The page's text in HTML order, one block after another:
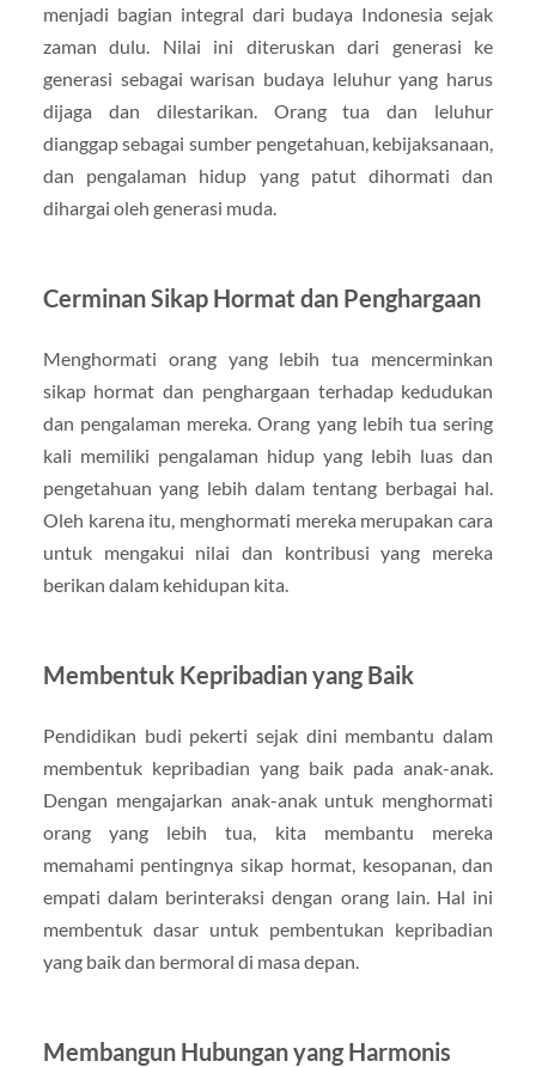
menjadi bagian integral dari budaya Indonesia sejak
zaman dulu. Nilai ini diteruskan dari generasi ke
generasi sebagai warisan budaya leluhur yang harus
dijaga dan dilestarikan. Orang tua dan leluhur
dianggap sebagai sumber pengetahuan, kebijaksanaan,
dan pengalaman hidup yang patut dihormati dan
dihargai oleh generasi muda.
Cerminan Sikap Hormat dan Penghargaan
Menghormati orang yang lebih tua mencerminkan
sikap hormat dan penghargaan terhadap kedudukan
dan pengalaman mereka. Orang yang lebih tua sering
kali memiliki pengalaman hidup yang lebih luas dan
pengetahuan yang lebih dalam tentang berbagai hal.
Oleh karena itu, menghormati mereka merupakan cara
untuk mengakui nilai dan kontribusi yang mereka
berikan dalam kehidupan kita.
Membentuk Kepribadian yang Baik
Pendidikan budi pekerti sejak dini membantu dalam
membentuk kepribadian yang baik pada anak-anak.
Dengan mengajarkan anak-anak untuk menghormati
orang yang lebih tua, kita membantu mereka
memahami pentingnya sikap hormat, kesopanan, dan
empati dalam berinteraksi dengan orang lain. Hal ini
membentuk dasar untuk pembentukan kepribadian
yang baik dan bermoral di masa depan.
Membangun Hubungan yang Harmonis